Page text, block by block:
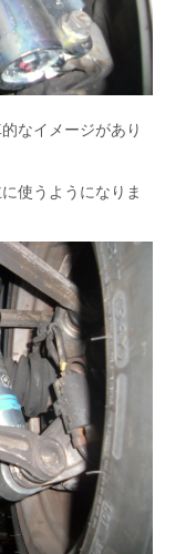
なイメージがあり
使うようになりま